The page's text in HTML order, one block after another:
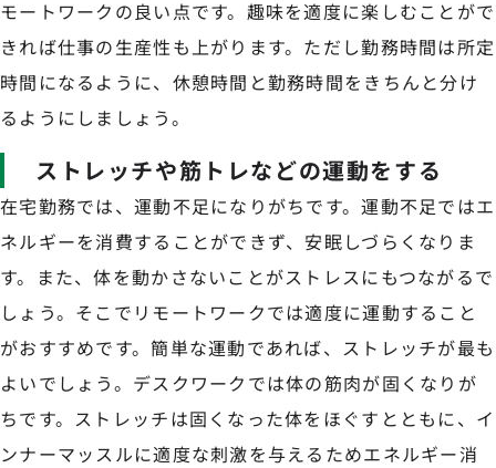
モートワークの良い点です。趣味を適度に楽しむことがで
きれば仕事の生産性も上がります。ただし勤務時間は所定
時間になるように、休憩時間と勤務時間をきちんと分け
るようにしましょう。
ストレッチや筋トレなどの運動をする
在宅勤務では、運動不足になりがちです。運動不足ではエ
ネルギーを消費することができず、安眠しづらくなりま
す。また、体を動かさないことがストレスにもつながるで
しょう。そこでリモートワークでは適度に運動すること
がおすすめです。簡単な運動であれば、ストレッチが最も
よいでしょう。デスクワークでは体の筋肉が固くなりが
ちです。ストレッチは固くなった体をほぐすとともに、イ
ンナーマッスルに適度な刺激を与えるためエネルギー消